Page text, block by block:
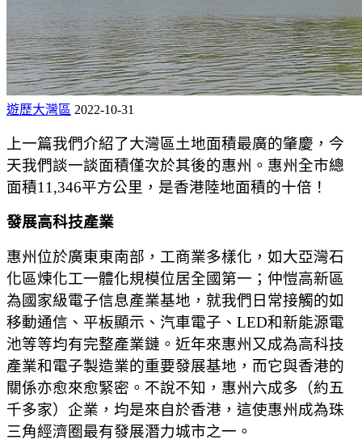
遊歷大灣區 2022-10-31
上一篇我們介紹了大灣區土地面積最廣的肇慶，今
天我們談一談面積僅次於其後的惠州。惠州全市總
面積11,346平方公里，是香港陸地面積的十倍！
發展高科技產業
惠州位於廣東東南部，工商業多樣化，如大亞灣石
化區煉化工一體化規模位居全國第一；仲愷高新區
為國家級電子信息產業基地，就我們日常接觸的如
移動通信、平板顯示、汽車電子、LED和新能源電
池等等均有完整產業鏈。近年來惠州又成為高科技
產業和電子製造業的重要發展基地，而它與香港的
關係亦愈來愈緊密。不說不知，惠州六成多（約五
千多家）企業，均是來自於香港，這使惠州成為珠
三角經濟圈最有發展潛力城市之一。